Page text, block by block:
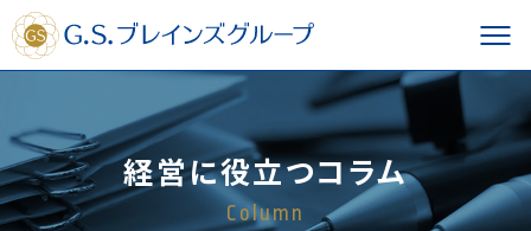
経営に役立つコラム
Column